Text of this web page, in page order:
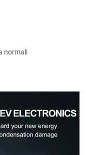
normali